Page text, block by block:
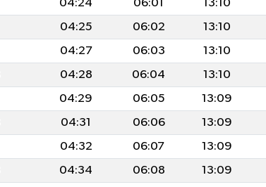
04:24 06:01 13:10
04:25 06:02 13:10
04:27 06:03 13:10
04:28 06:04 13:10
04:29 06:05 13:09
04:31 06:06 13:09
04:32 06:07 13:09
04:34 06:08 13:09